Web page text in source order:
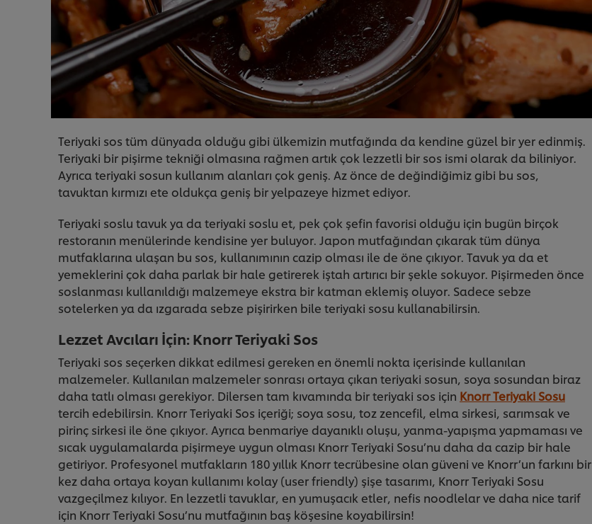
Teriyaki sos tüm dünyada olduğu gibi ülkemizin mutfağında da kendine güzel bir yer edinmiş.
Teriyaki bir pişirme tekniği olmasına rağmen artık çok lezzetli bir sos ismi olarak da biliniyor.
Ayrıca teriyaki sosun kullanım alanları çok geniş. Az önce de değindiğimiz gibi bu sos,
tavuktan kırmızı ete oldukça geniş bir yelpazeye hizmet ediyor.
Teriyaki soslu tavuk ya da teriyaki soslu et, pek çok şefin favorisi olduğu için bugün birçok
restoranın menülerinde kendisine yer buluyor. Japon mutfağından çıkarak tüm dünya
mutfaklarına ulaşan bu sos, kullanımının cazip olması ile de öne çıkıyor. Tavuk ya da et
yemeklerini çok daha parlak bir hale getirerek iştah artırıcı bir şekle sokuyor. Pişirmeden önce
soslanması kullanıldığı malzemeye ekstra bir katman eklemiş oluyor. Sadece sebze
sotelerken ya da ızgarada sebze pişirirken bile teriyaki sosu kullanabilirsin.
Lezzet Avcıları İçin: Knorr Teriyaki Sos
Teriyaki sos seçerken dikkat edilmesi gereken en önemli nokta içerisinde kullanılan
malzemeler. Kullanılan malzemeler sonrası ortaya çıkan teriyaki sosun, soya sosundan biraz
daha tatlı olması gerekiyor. Dilersen tam kıvamında bir teriyaki sos için Knorr Teriyaki Sosu
tercih edebilirsin. Knorr Teriyaki Sos içeriği; soya sosu, toz zencefil, elma sirkesi, sarımsak ve
pirinç sirkesi ile öne çıkıyor. Ayrıca benmariye dayanıklı oluşu, yanma-yapışma yapmaması ve
sıcak uygulamalarda pişirmeye uygun olması Knorr Teriyaki Sosu’nu daha da cazip bir hale
getiriyor. Profesyonel mutfakların 180 yıllık Knorr tecrübesine olan güveni ve Knorr’un farkını bir
kez daha ortaya koyan kullanımı kolay (user friendly) şişe tasarımı, Knorr Teriyaki Sosu
vazgeçilmez kılıyor. En lezzetli tavuklar, en yumuşacık etler, nefis noodlelar ve daha nice tarif
için Knorr Teriyaki Sosu’nu mutfağının baş köşesine koyabilirsin!